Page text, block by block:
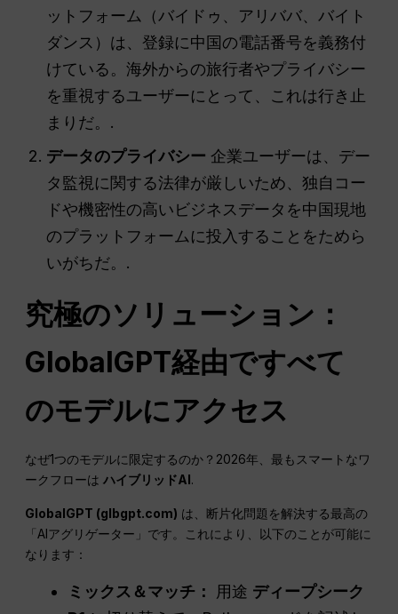
ットフォーム（バイドゥ、アリババ、バイト
ダンス）は、登録に中国の電話番号を義務付
けている。海外からの旅行者やプライバシー
を重視するユーザーにとって、これは行き止
まりだ。.
データのプライバシー 企業ユーザーは、デー
タ監視に関する法律が厳しいため、独自コー
ドや機密性の高いビジネスデータを中国現地
のプラットフォームに投入することをためら
いがちだ。.
究極のソリューション：
GlobalGPT経由ですべて
のモデルにアクセス
なぜ1つのモデルに限定するのか？2026年、最もスマートなワ
ークフローはハイブリッドAI.
GlobalGPT (glbgpt.com) は、断片化問題を解決する最高の
「AIアグリゲーター」です。これにより、以下のことが可能に
なります：
ミックス＆マッチ： 用途 ディープシーク